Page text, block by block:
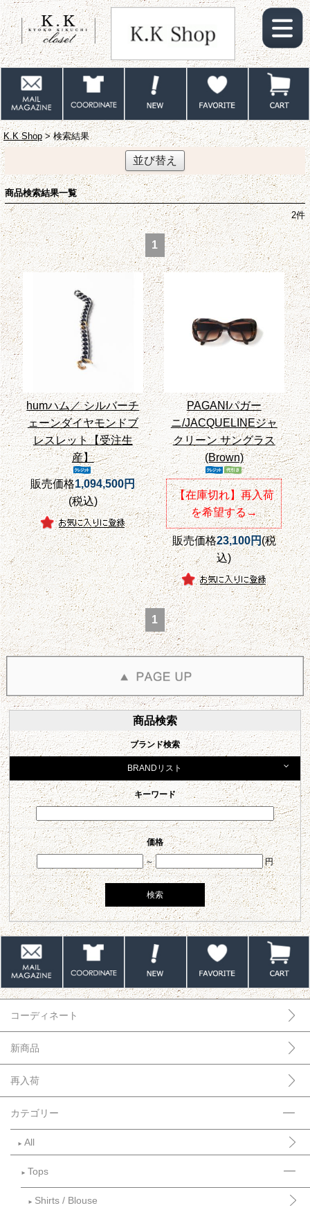
K.K Shop> 検索結果
並び替え
商品検索結果一覧
2件
1
humハム／ シルバーチ
ェーンダイヤモンドブ
レスレット【受注生
産】
販売価格1,094,500円
(税込)
PAGANIパガー
ニ/JACQUELINEジャ
クリーン サングラス
(Brown)
【在庫切れ】再入荷
を希望する→
販売価格23,100円(税
込)
1
商品検索
ブランド検索
BRANDリスト
キーワード
価格
～
円
コーディネート
新商品
再入荷
カテゴリー
► All
► Tops
► Shirts / Blouse